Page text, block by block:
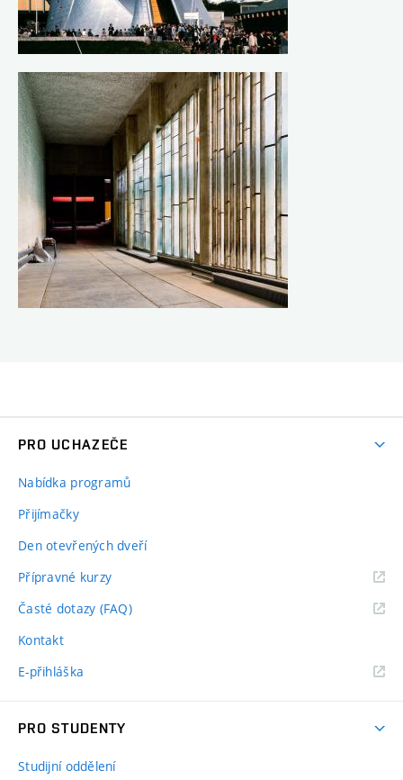
PRO UCHAZEČE
Nabídka programů
Přijímačky
Den otevřených dveří
Přípravné kurzy
Časté dotazy (FAQ)
Kontakt
E-přihláška
PRO STUDENTY
Studijní oddělení